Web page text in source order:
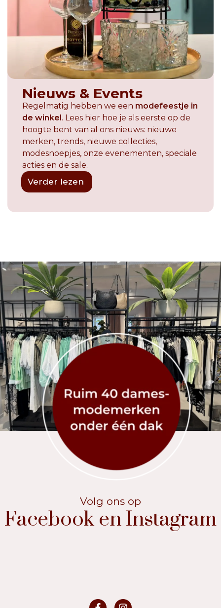
Nieuws & Events
Regelmatig hebben we een modefeestje in
de winkel . Lees hier hoe je als eerste op de
hoogte bent van al ons nieuws: nieuwe
merken, trends, nieuwe collecties,
modesnoepjes, onze evenementen, speciale
acties en de sale.
Verder lezen
Volg ons op
Facebook en Instagram